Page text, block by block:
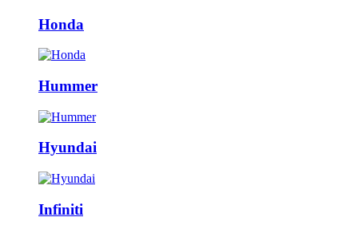
Honda
Hummer
Hyundai
Infiniti